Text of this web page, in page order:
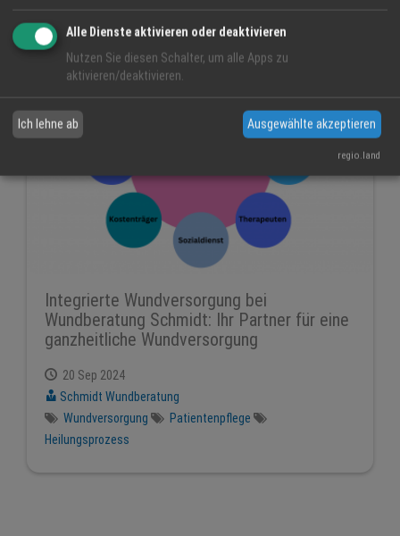
Integrierte Wundversorgung bei
Wundberatung Schmidt: Ihr Partner für eine
ganzheitliche Wundversorgung
20 Sep 2024
Schmidt Wundberatung
Wundversorgung
Patientenpflege
Heilungsprozess
Alle Dienste aktivieren oder deaktivieren
Nutzen Sie diesen Schalter, um alle Apps zu
aktivieren/deaktivieren.
Ich lehne ab Ausgewählte akzeptieren
regio.land